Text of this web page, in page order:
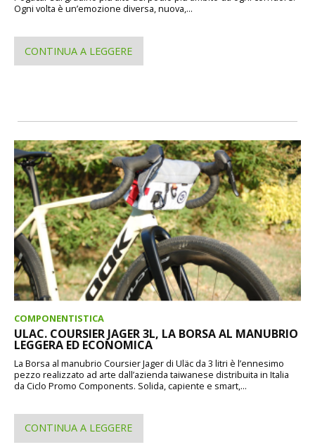
Ogni volta è un’emozione diversa, nuova,...
CONTINUA A LEGGERE
COMPONENTISTICA
ULAC. COURSIER JAGER 3L, LA BORSA AL MANUBRIO
LEGGERA ED ECONOMICA
La Borsa al manubrio Coursier Jager di Uläc da 3 litri è l’ennesimo
pezzo realizzato ad arte dall’azienda taiwanese distribuita in Italia
da Ciclo Promo Components. Solida, capiente e smart,...
CONTINUA A LEGGERE